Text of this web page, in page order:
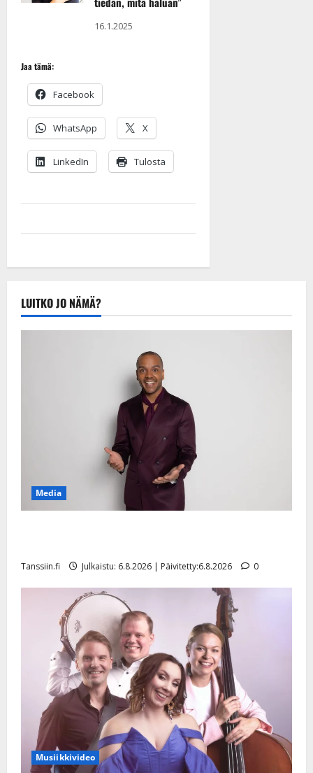
16.1.2025
Jaa tämä:
Facebook
WhatsApp X
LinkedIn Tulosta
LUITKO JO NÄMÄ?
Media
Tanssiin.fi Julkaistu: 6.8.2026 | Päivitetty:6.8.2026 0
Musiikkivideo